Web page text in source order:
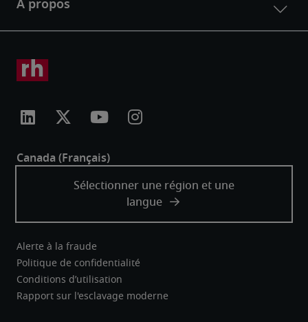
Alerte à la fraude
Politique de confidentialité
Conditions d’utilisation
Rapport sur l'esclavage moderne